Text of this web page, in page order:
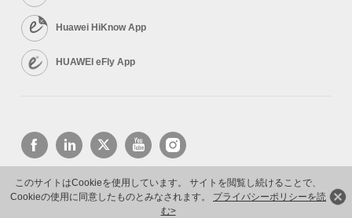
このサイトはCookieを使用しています。 サイトを閲覧し続けることで、
Cookieの使用に同意したものとみなされます。 プライバシーポリシーを読
む>
Huawei HiKnow App
HUAWEI eFly App
Copyright © 2026 Huawei Technologies Co., Ltd. All rights reserved.
プライバシーポリシー